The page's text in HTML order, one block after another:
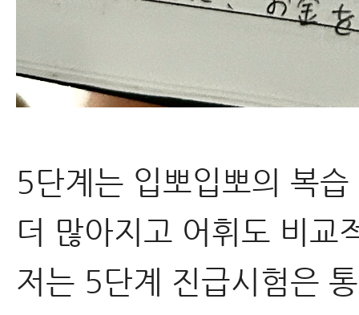
5단계는 입뽀입뽀의 복
더 많아지고 어휘도 비교
저는 5단계 ​진급시험은